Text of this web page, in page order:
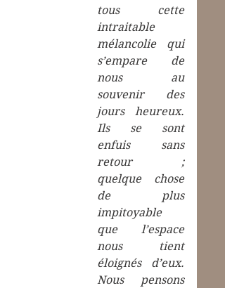
tous cette
intraitable
mélancolie qui
s’empare de
nous au
souvenir des
jours heureux.
Ils se sont
enfuis sans
retour ;
quelque chose
de plus
impitoyable
que l’espace
nous tient
éloignés d’eux.
Nous pensons